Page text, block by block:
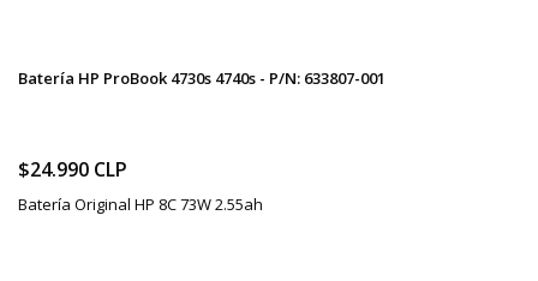
Batería HP ProBook 4730s 4740s - P/N: 633807-001
$24.990 CLP
Batería Original HP 8C 73W 2.55ah